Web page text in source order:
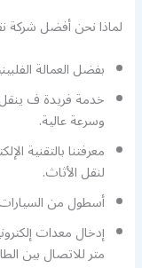
لماذا نحن أفضل شركة
بفضل العمالة
خدمة فريدة ف ينقل
وسرعة عالية.
معرفتنا بالتقنية
لنقل الأثاث.
أسطول من
إدخال معدات
متر للاتصال بين